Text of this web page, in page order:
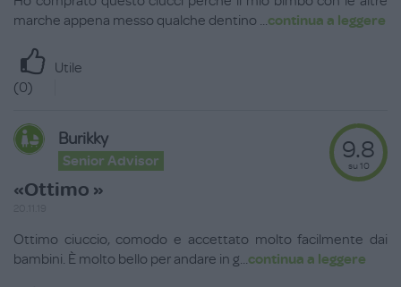
marche appena messo qualche dentino ...continua a leggere
Utile
(0)
Burikky
Senior Advisor
«Ottimo »
9.8
su 10
Ottimo ciuccio, comodo e accettato molto facilmente dai
bambini. È molto bello per andare in g...continua a leggere